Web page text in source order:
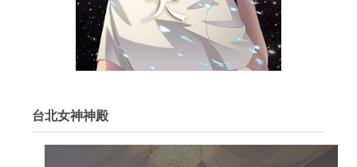
台北女神神殿